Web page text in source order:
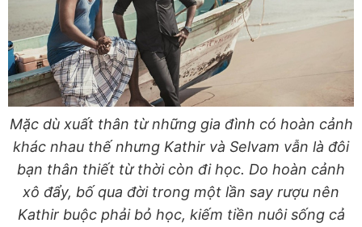
Mặc dù xuất thân từ những gia đình có hoàn cảnh
khác nhau thế nhưng Kathir và Selvam vẫn là đôi
bạn thân thiết từ thời còn đi học. Do hoàn cảnh
xô đẩy, bố qua đời trong một lần say rượu nên
Kathir buộc phải bỏ học, kiếm tiền nuôi sống cả